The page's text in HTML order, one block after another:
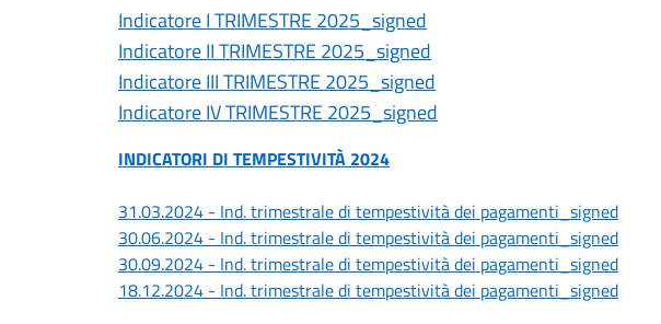
Indicatore I TRIMESTRE 2025_signed
Indicatore II TRIMESTRE 2025_signed
Indicatore III TRIMESTRE 2025_signed
Indicatore IV TRIMESTRE 2025_signed
INDICATORI DI TEMPESTIVITÀ 2024
31.03.2024 - Ind. trimestrale di tempestività dei pagamenti_signed
30.06.2024 - Ind. trimestrale di tempestività dei pagamenti_signed
30.09.2024 - Ind. trimestrale di tempestività dei pagamenti_signed
18.12.2024 - Ind. trimestrale di tempestività dei pagamenti_signed